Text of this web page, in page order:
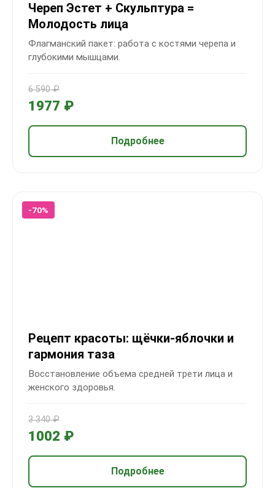
Череп Эстет + Скульптура =
Молодость лица
Флагманский пакет: работа с костями черепа и
глубокими мышцами.
6 590 ₽
1977 ₽
Подробнее
-70%
Рецепт красоты: щёчки-яблочки и
гармония таза
Восстановление объема средней трети лица и
женского здоровья.
3 340 ₽
1002 ₽
Подробнее